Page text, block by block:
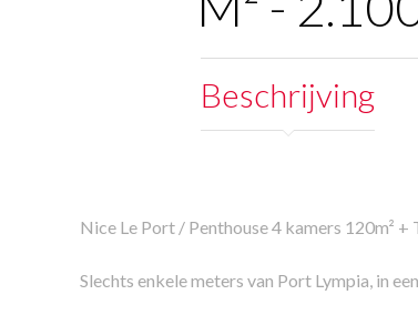
Beschrijving
Nice Le Port / Penthouse 4 kamers 120m² +
Slechts enkele meters van Port Lympia, in